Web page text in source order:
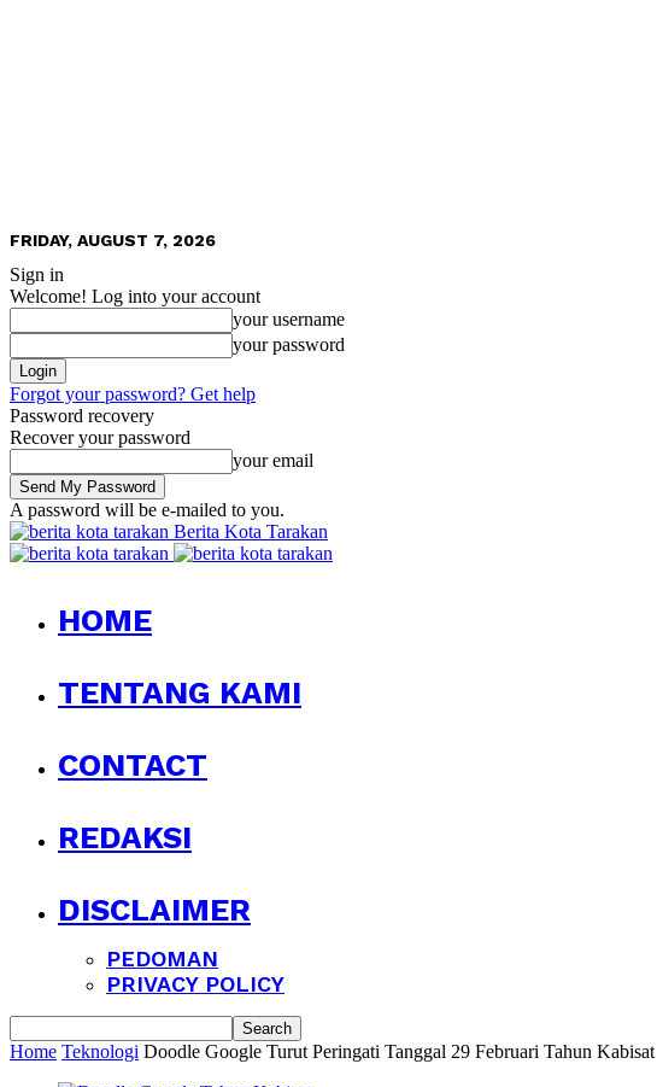
FRIDAY, AUGUST 7, 2026
Sign in
Welcome! Log into your account
your username
your password
Forgot your password? Get help
Password recovery
Recover your password
your email
A password will be e-mailed to you.
Berita Kota Tarakan
HOME
TENTANG KAMI
CONTACT
REDAKSI
DISCLAIMER
PEDOMAN
PRIVACY POLICY
Home Teknologi Doodle Google Turut Peringati Tanggal 29 Februari Tahun Kabisat